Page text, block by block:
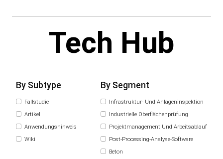
Tech Hub
By Subtype
Fallstudie
Artikel
Anwendungshinweis
Wiki
By Segment
Infrastruktur- Und Anlageninspektion
Industrielle Oberflächenprüfung
Projektmanagement Und Arbeitsablauf
Post-Processing-Analyse-Software
Beton